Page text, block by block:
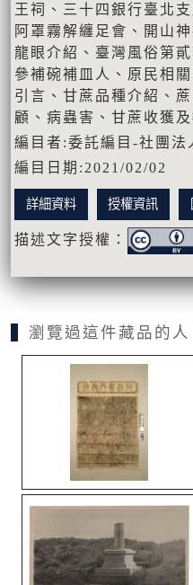
王祠、三十四銀行臺北
阿罩霧解纏足會、開山
龍眼介紹、臺灣風俗第
參補碗補皿人、原民相
引言、甘蔗品種介紹、
顧、病蟲害、甘蔗收獲及
編目者:委託編目-社團法
編目日期:2021/02/02
詳細資料 授權資訊
描述文字授權：
瀏覽過這件藏品的